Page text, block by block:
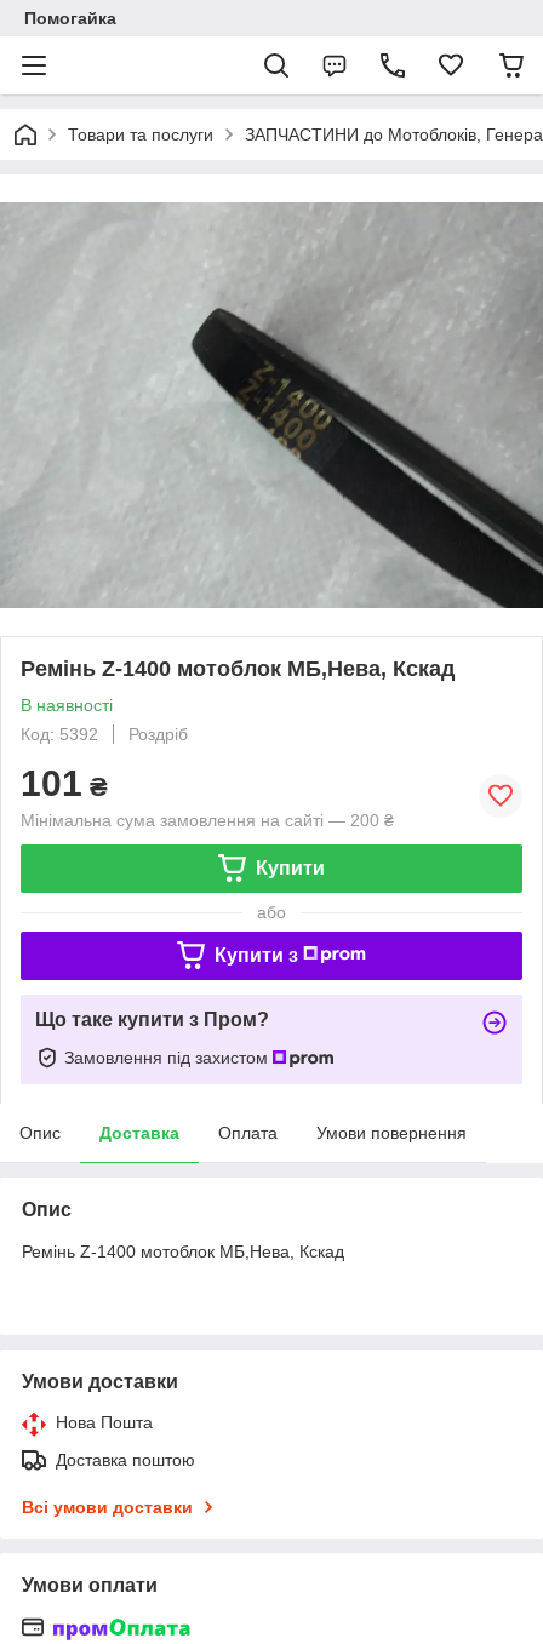
Помогайка
Товари та послуги ЗАПЧАСТИНИ до Мотоблоків,
Ремінь Z-1400 мотоблок МБ,Нева, Кскад
В наявності
Код: 5392
Роздріб
101 ₴
Мінімальна сума замовлення на сайті — 200 ₴
Купити
або
Купити з
Що таке купити з Пром?
Замовлення під захистом
Опис Доставка Оплата Умови повернення
Опис
Ремінь Z-1400 мотоблок МБ,Нева, Кскад
Умови доставки
Нова Пошта
Доставка поштою
Всі умови доставки
Умови оплати